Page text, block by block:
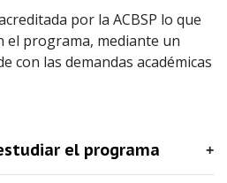
por la ACBSP lo que
el programa, mediante un
con las demandas académicas
el programa